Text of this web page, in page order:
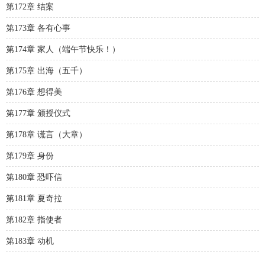
第172章 结案
第173章 各有心事
第174章 家人（端午节快乐！）
第175章 出海（五千）
第176章 想得美
第177章 颁授仪式
第178章 谎言（大章）
第179章 身份
第180章 恐吓信
第181章 夏奇拉
第182章 指使者
第183章 动机